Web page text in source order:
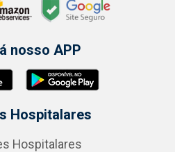
nosso APP
Hospitalares
Hospitalares